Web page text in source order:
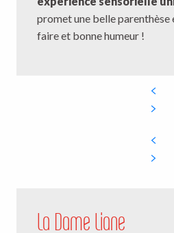
promet une belle parenthèse
faire et bonne humeur !
La Dame Liane